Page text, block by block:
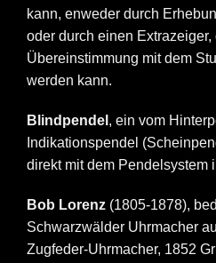
kann, enweder durch
oder durch einen Extrazeiger,
Übereinstimmung mit dem
werden kann.
Blindpendel , ein vom
Indikationspendel
direkt mit dem Pendelsystem
Bob Lorenz (1805-1878),
Schwarzwälder Uhrmacher
Zugfeder-Uhrmacher, 1852